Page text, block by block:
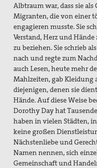
Basisgruppen
Spenden
Aktionen / Projekte
Mitglied werden!
Mitgliedschaft
Spenden und
Kampagnen &
Kontakt
Albtraum war, dass sie
Migranten, die von einer
engagieren musste. Sie
Verstand, Herz und
zu beziehen. Sie schrieb
nach und regte zum
auch Lesen, heute mehr
Mahlzeiten, gab Kleidung
diejenigen, denen sie
Hände. Auf diese Weise
Dorothy Day hat
haben in vielen Städten,
keine großen
Nächstenliebe und
Namen nennen, sich
Gemeinschaft und